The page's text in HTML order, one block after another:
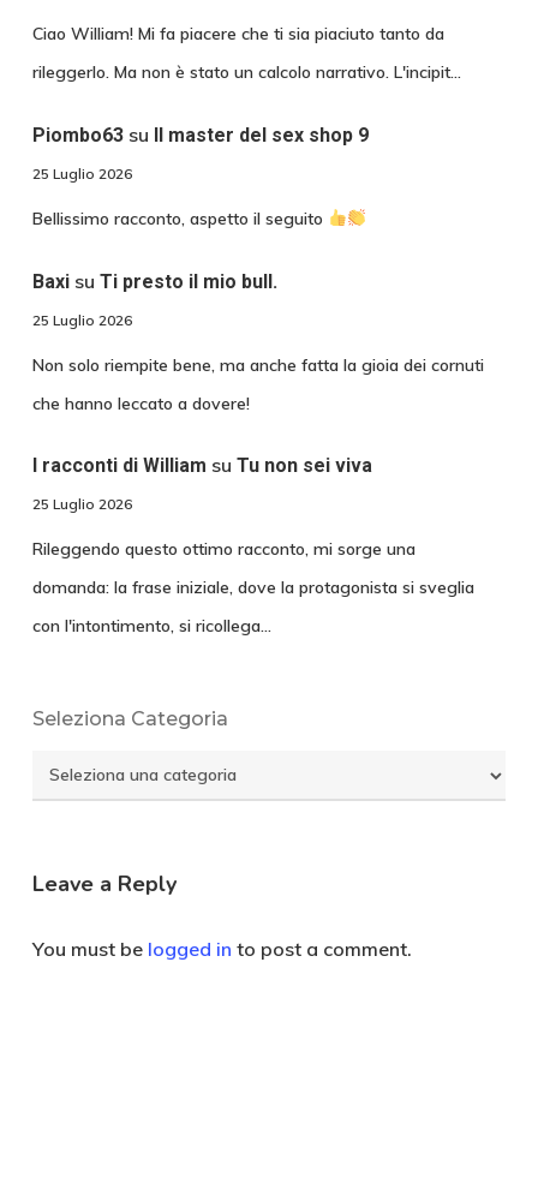
Ciao William! Mi fa piacere che ti sia piaciuto tanto da
rileggerlo. Ma non è stato un calcolo narrativo. L'incipit…
Piombo63su Il master del sex shop 9
25 Luglio 2026
Bellissimo racconto, aspetto il seguito
Baxisu Ti presto il mio bull.
25 Luglio 2026
Non solo riempite bene, ma anche fatta la gioia dei cornuti
che hanno leccato a dovere!
I racconti di William su Tu non sei viva
25 Luglio 2026
Rileggendo questo ottimo racconto, mi sorge una
domanda: la frase iniziale, dove la protagonista si sveglia
con l'intontimento, si ricollega…
Seleziona Categoria
Seleziona
Categoria
Leave a Reply
You must be logged in to post a comment.